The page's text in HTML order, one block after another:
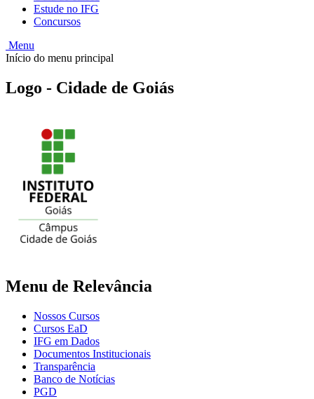
Estude no IFG
Concursos
Menu
Início do menu principal
Logo - Cidade de Goiás
Menu de Relevância
Nossos Cursos
Cursos EaD
IFG em Dados
Documentos Institucionais
Transparência
Banco de Notícias
PGD